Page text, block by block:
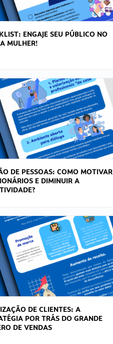
ENGAJE SEU PÚBLICO NO
MULHER!
DE PESSOAS: COMO MOTIVAR
E DIMINUIR A
DE CLIENTES: A
POR TRÁS DO GRANDE
DE VENDAS